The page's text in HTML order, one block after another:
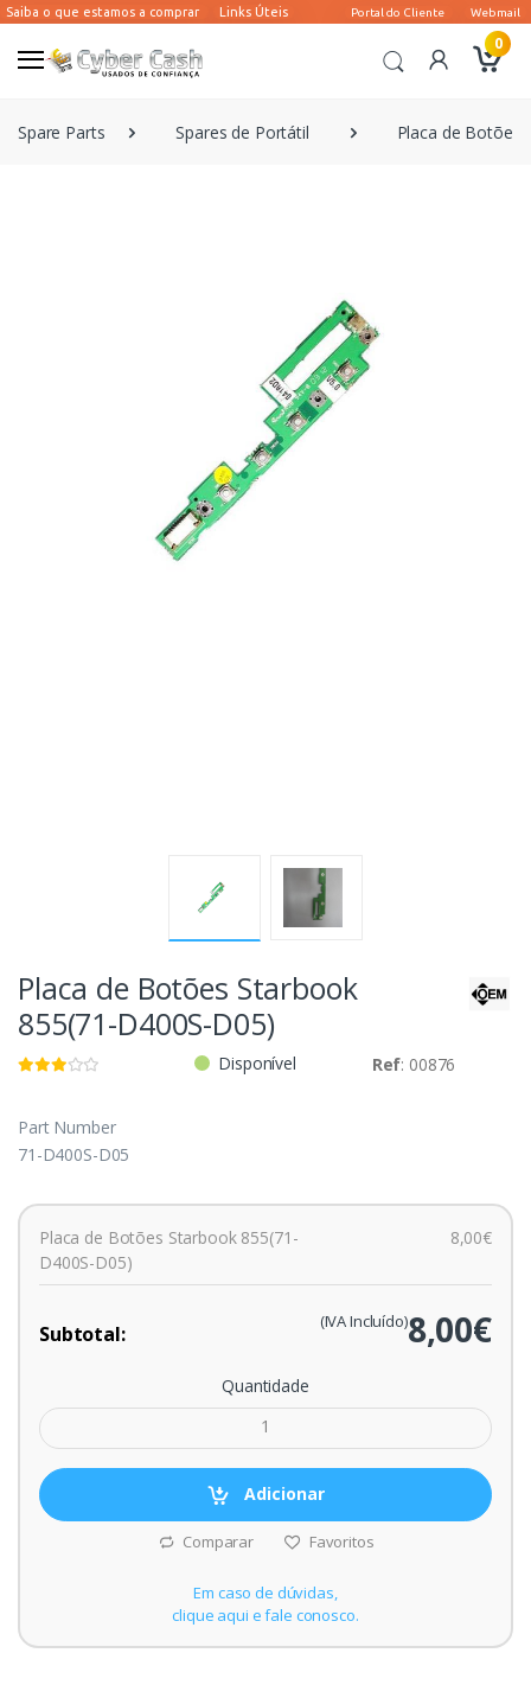
0
Spare Parts Spares de Portátil Placa de Botões
Placa de Botões Starbook
855(71-D400S-D05)
Disponível Ref: 00876
Part Number
71-D400S-D05
Placa de Botões Starbook 855(71-
D400S-D05)
8,00€
Subtotal: 8,00€
(IVA Incluído)
Quantidade
Adicionar
Comparar Favoritos
Em caso de dúvidas,
clique aqui e fale conosco.